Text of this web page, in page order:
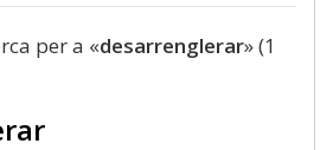
per a «desarrenglerar» (1